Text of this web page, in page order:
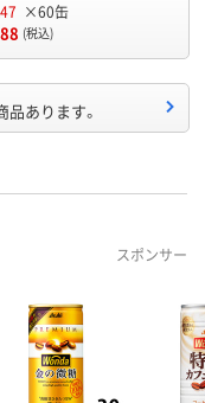
×60缶
(税込)
品あります。
スポンサー